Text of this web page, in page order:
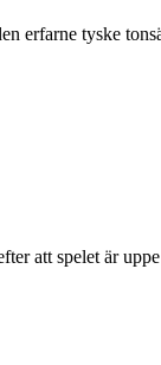
erfarne tyske
att spelet är